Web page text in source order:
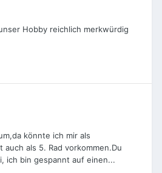
Hobby reichlich merkwürdig
könnte ich mir als
als 5. Rad vorkommen.Du
ich bin gespannt auf einen...